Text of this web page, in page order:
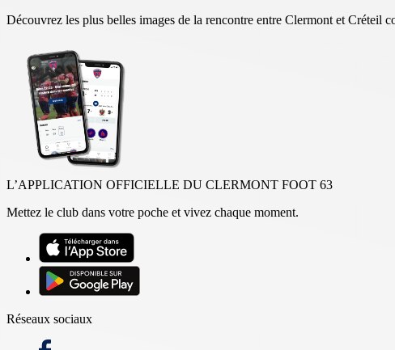
Découvrez les plus belles images de la rencontre entre Clermont et Créteil
L’APPLICATION OFFICIELLE DU CLERMONT FOOT 63
Mettez le club dans votre poche et vivez chaque moment.
Réseaux sociaux